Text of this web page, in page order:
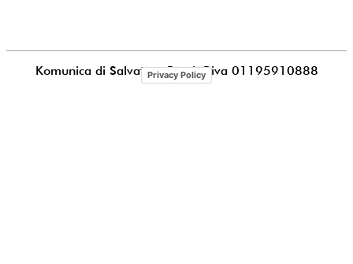
Komunica di Salvatore PucciaP.iva 01195910888
Privacy Policy